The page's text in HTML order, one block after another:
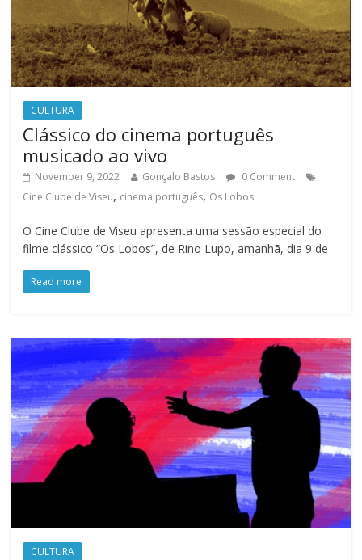
CULTURA
Clássico do cinema português
musicado ao vivo
November 9, 2022 Gonçalo Bastos
0 Comment
Cine Clube de Viseu, cinema português, Os Lobos
O Cine Clube de Viseu apresenta uma sessão especial do
filme clássico “Os Lobos”, de Rino Lupo, amanhã, dia 9 de
Read more
CULTURA